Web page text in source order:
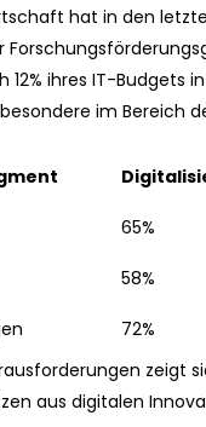
hat in den
ihres IT-Budgets
im Bereich
65%
58%
72%
zeigt
aus digitalen